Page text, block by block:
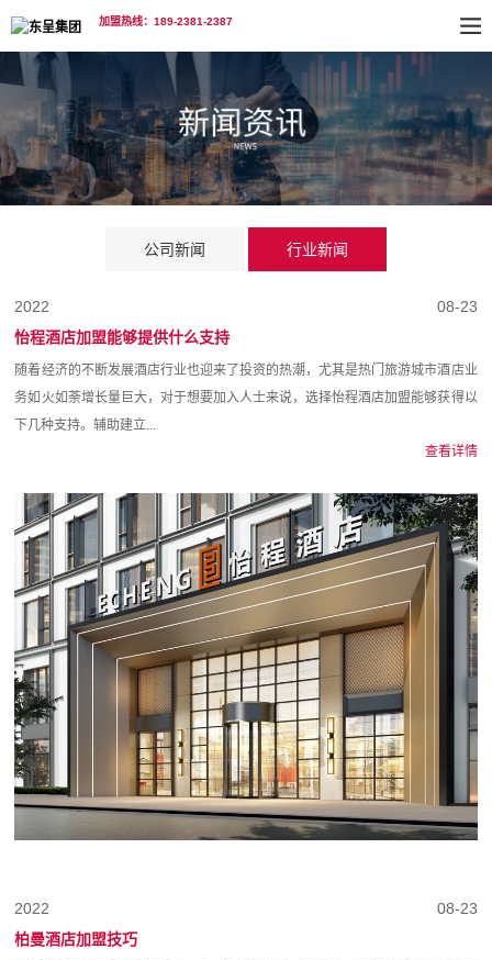
加盟热线：189-2381-2387
公司新闻 行业新闻
08-23
2022
怡程酒店加盟能够提供什么支持
随着经济的不断发展酒店行业也迎来了投资的热潮，尤其是热门旅游城市酒店业
务如火如荼增长量巨大，对于想要加入人士来说，选择怡程酒店加盟能够获得以
下几种支持。辅助建立...
查看详情
08-23
2022
柏曼酒店加盟技巧